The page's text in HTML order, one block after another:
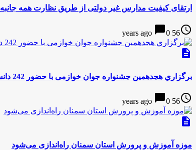
ارتقای کیفیت مدارس غیر دولتی از طریق نظارت همه جانبه
access_time
56 years ago
chat_bubble0
description
برگزاري هجدهمین جشنواره جوان خوازمی با حضور 242 دانش آموز استان
access_time
56 years ago
chat_bubble0
description
موزه آموزش و پرورش استان سمنان راه‌اندازی می‌شود‌